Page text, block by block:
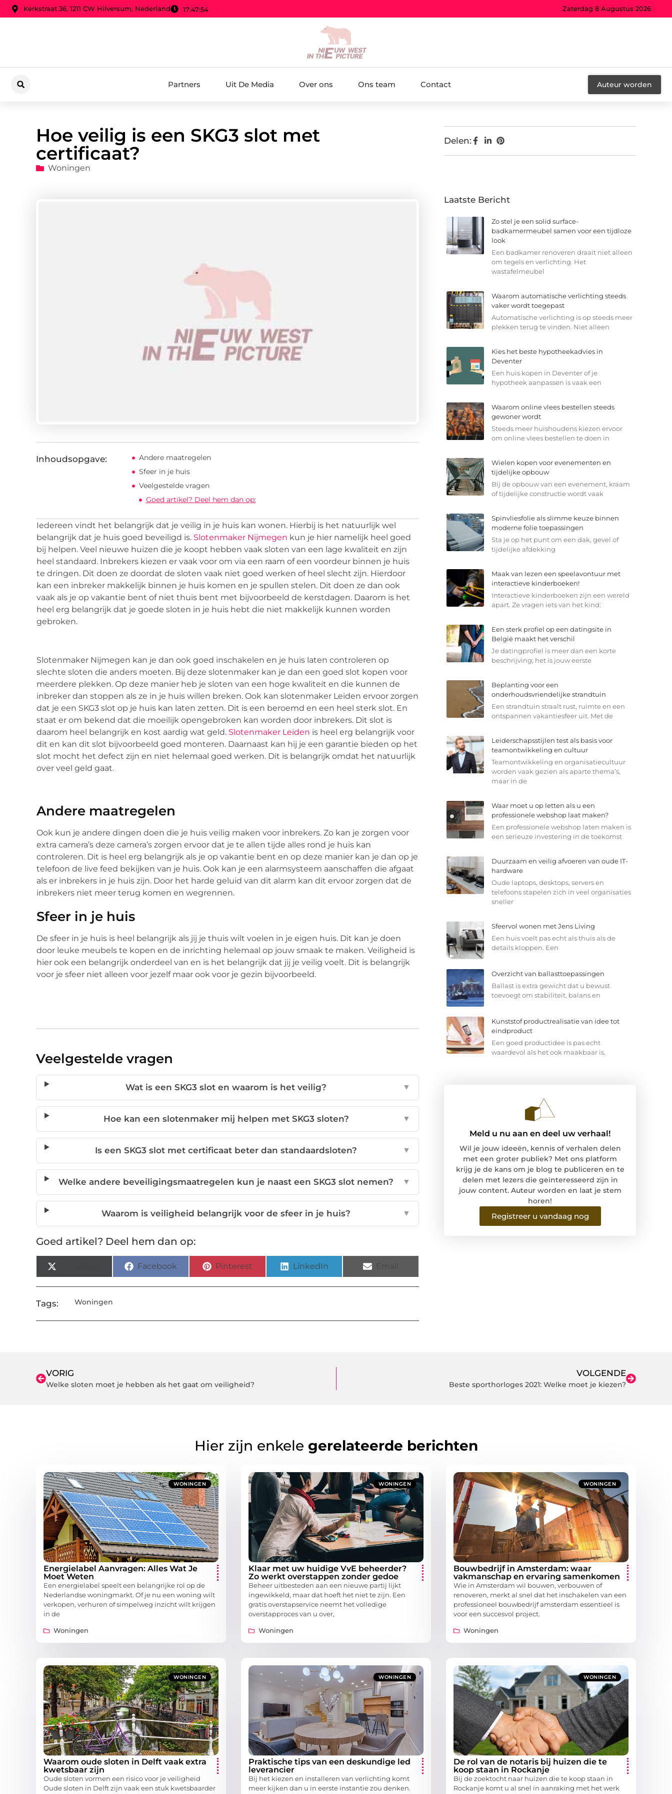
Kerkstraat 36, 1211 CW Hilversum, Nederland 17:47:56 Zaterdag 8 Augustus 2026
Partners Uit De Media Over ons Ons team Contact Auteur worden
Hoe veilig is een SKG3 slot met
certificaat?
Woningen
Inhoudsopgave:
Andere maatregelen
Sfeer in je huis
Veelgestelde vragen
Goed artikel? Deel hem dan op:
Iedereen vindt het belangrijk dat je veilig in je huis kan wonen. Hierbij is het natuurlijk wel
belangrijk dat je huis goed beveiligd is. Slotenmaker Nijmegen kun je hier namelijk heel goed
bij helpen. Veel nieuwe huizen die je koopt hebben vaak sloten van een lage kwaliteit en zijn
heel standaard. Inbrekers kiezen er vaak voor om via een raam of een voordeur binnen je huis
te dringen. Dit doen ze doordat de sloten vaak niet goed werken of heel slecht zijn. Hierdoor
kan een inbreker makkelijk binnen je huis komen en je spullen stelen. Dit doen ze dan ook
vaak als je op vakantie bent of niet thuis bent met bijvoorbeeld de kerstdagen. Daarom is het
heel erg belangrijk dat je goede sloten in je huis hebt die niet makkelijk kunnen worden
gebroken.
Slotenmaker Nijmegen kan je dan ook goed inschakelen en je huis laten controleren op
slechte sloten die anders moeten. Bij deze slotenmaker kan je dan een goed slot kopen voor
meerdere plekken. Op deze manier heb je sloten van een hoge kwaliteit en die kunnen de
inbreker dan stoppen als ze in je huis willen breken. Ook kan slotenmaker Leiden ervoor zorgen
dat je een SKG3 slot op je huis kan laten zetten. Dit is een beroemd en een heel sterk slot. En
staat er om bekend dat die moeilijk opengebroken kan worden door inbrekers. Dit slot is
daarom heel belangrijk en kost aardig wat geld. Slotenmaker Leiden is heel erg belangrijk voor
dit en kan dit slot bijvoorbeeld goed monteren. Daarnaast kan hij je een garantie bieden op het
slot mocht het defect zijn en niet helemaal goed werken. Dit is belangrijk omdat het natuurlijk
over veel geld gaat.
Andere maatregelen
Ook kun je andere dingen doen die je huis veilig maken voor inbrekers. Zo kan je zorgen voor
extra camera’s deze camera’s zorgen ervoor dat je te allen tijde alles rond je huis kan
controleren. Dit is heel erg belangrijk als je op vakantie bent en op deze manier kan je dan op je
telefoon de live feed bekijken van je huis. Ook kan je een alarmsysteem aanschaffen die afgaat
als er inbrekers in je huis zijn. Door het harde geluid van dit alarm kan dit ervoor zorgen dat de
inbrekers niet meer terug komen en wegrennen.
Sfeer in je huis
De sfeer in je huis is heel belangrijk als jij je thuis wilt voelen in je eigen huis. Dit kan je doen
door leuke meubels te kopen en de inrichting helemaal op jouw smaak te maken. Veiligheid is
hier ook een belangrijk onderdeel van en is het belangrijk dat jij je veilig voelt. Dit is belangrijk
voor je sfeer niet alleen voor jezelf maar ook voor je gezin bijvoorbeeld.
Veelgestelde vragen
Wat is een SKG3 slot en waarom is het veilig? ▼
Hoe kan een slotenmaker mij helpen met SKG3 sloten? ▼
Is een SKG3 slot met certificaat beter dan standaardsloten? ▼
Welke andere beveiligingsmaatregelen kun je naast een SKG3 slot nemen? ▼
Waarom is veiligheid belangrijk voor de sfeer in je huis? ▼
Goed artikel? Deel hem dan op:
Facebook Pinterest LinkedIn
Tags: Woningen
Delen:
Laatste Bericht
Zo stel je een solid surface-
badkamermeubel samen voor een tijdloze
look
Een badkamer renoveren draait niet alleen
om tegels en verlichting. Het
wastafelmeubel
Waarom automatische verlichting steeds
vaker wordt toegepast
Automatische verlichting is op steeds meer
plekken terug te vinden. Niet alleen
Kies het beste hypotheekadvies in
Deventer
Een huis kopen in Deventer of je
hypotheek aanpassen is vaak een
Waarom online vlees bestellen steeds
gewoner wordt
Steeds meer huishoudens kiezen ervoor
om online vlees bestellen te doen in
Wielen kopen voor evenementen en
tijdelijke opbouw
Bij de opbouw van een evenement, kraam
of tijdelijke constructie wordt vaak
Spinvliesfolie als slimme keuze binnen
moderne folie toepassingen
Sta je op het punt om een dak, gevel of
tijdelijke afdekking
Maak van lezen een speelavontuur met
interactieve kinderboeken!
Interactieve kinderboeken zijn een wereld
apart. Ze vragen iets van het kind:
Een sterk profiel op een datingsite in
België maakt het verschil
Je datingprofiel is meer dan een korte
beschrijving; het is jouw eerste
Beplanting voor een
onderhoudsvriendelijke strandtuin
Een strandtuin straalt rust, ruimte en een
ontspannen vakantiesfeer uit. Met de
Leiderschapsstijlen test als basis voor
teamontwikkeling en cultuur
Teamontwikkeling en organisatiecultuur
worden vaak gezien als aparte thema’s,
maar in de
Waar moet u op letten als u een
professionele webshop laat maken?
Een professionele webshop laten maken is
een serieuze investering in de toekomst
Duurzaam en veilig afvoeren van oude IT-
hardware
Oude laptops, desktops, servers en
telefoons stapelen zich in veel organisaties
sneller
Sfeervol wonen met Jens Living
Een huis voelt pas echt als thuis als de
details kloppen. Een
Overzicht van ballasttoepassingen
Ballast is extra gewicht dat u bewust
toevoegt om stabiliteit, balans en
Kunststof productrealisatie van idee tot
eindproduct
Een goed productidee is pas echt
waardevol als het ook maakbaar is.
Meld u nu aan en deel uw verhaal!
Wil je jouw ideeën, kennis of verhalen delen
met een groter publiek? Met ons platform
krijg je de kans om je blog te publiceren en te
delen met lezers die geïnteresseerd zijn in
jouw content. Auteur worden en laat je stem
horen!
Registreer u vandaag nog
VORIG
Welke sloten moet je hebben als het gaat om veiligheid?
VOLGENDE
Beste sporthorloges 2021: Welke moet je kiezen?
Hier zijn enkele gerelateerde berichten
WONINGEN
Energielabel Aanvragen: Alles Wat Je
Moet Weten
Een energielabel speelt een belangrijke rol op de
Nederlandse woningmarkt. Of je nu een woning wilt
verkopen, verhuren of simpelweg inzicht wilt krijgen
in de
Woningen
WONINGEN
Klaar met uw huidige VvE beheerder?
Zo werkt overstappen zonder gedoe
Beheer uitbesteden aan een nieuwe partij lijkt
ingewikkeld, maar dat hoeft het niet te zijn. Een
gratis overstapservice neemt het volledige
overstapproces van u over,
Woningen
WONINGEN
Bouwbedrijf in Amsterdam: waar
vakmanschap en ervaring samenkomen
Wie in Amsterdam wil bouwen, verbouwen of
renoveren, merkt al snel dat het inschakelen van een
professioneel bouwbedrijf amsterdam essentieel is
voor een succesvol project.
Woningen
WONINGEN
Waarom oude sloten in Delft vaak extra
kwetsbaar zijn
Oude sloten vormen een risico voor je veiligheid
Oude sloten in Delft zijn vaak een stuk kwetsbaarder
WONINGEN
Praktische tips van een deskundige led
leverancier
Bij het kiezen en installeren van verlichting komt
meer kijken dan u in eerste instantie zou denken.
WONINGEN
De rol van de notaris bij huizen die te
koop staan in Rockanje
Bij de zoektocht naar huizen die te koop staan in
Rockanje komt u al snel in aanraking met het werk